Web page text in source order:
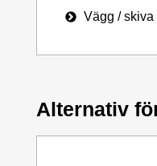
Vägg / skiva
Alternativ